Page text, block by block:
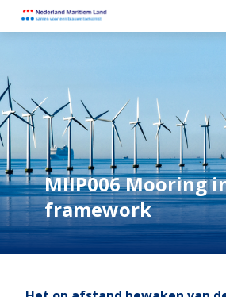
MIIP006 Mooring
framework